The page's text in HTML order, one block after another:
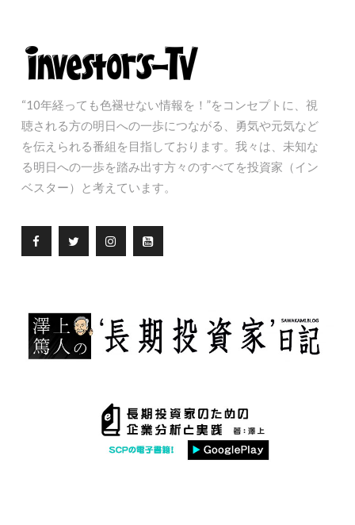
“10年経っても色褪せない情報を！”をコンセプトに、視
聴される方の明日への一歩につながる、勇気や元気など
を伝えられる番組を目指しております。我々は、未知な
る明日への一歩を踏み出す方々のすべてを投資家（イン
ベスター）と考えています。